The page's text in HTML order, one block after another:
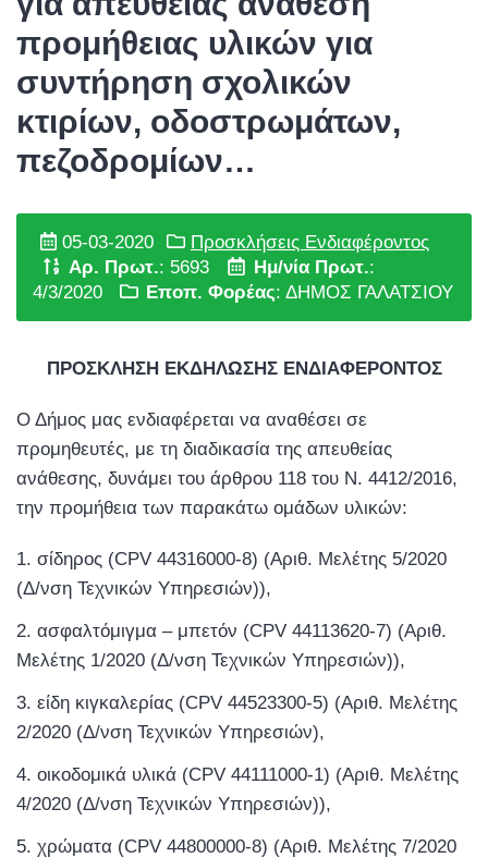
προμήθειας υλικών για
συντήρηση σχολικών
κτιρίων, οδοστρωμάτων,
πεζοδρομίων…
05-03-2020
Προσκλήσεις Ενδιαφέροντος
Αρ. Πρωτ.: 5693 Ημ/νία Πρωτ.:
4/3/2020
Εποπ. Φορέας: ΔΗΜΟΣ ΓΑΛΑΤΣΙΟΥ
ΠΡΟΣΚΛΗΣΗ ΕΚΔΗΛΩΣΗΣ ΕΝΔΙΑΦΕΡΟΝΤΟΣ
Ο Δήμος μας ενδιαφέρεται να αναθέσει σε
προμηθευτές, με τη διαδικασία της απευθείας
ανάθεσης, δυνάμει του άρθρου 118 του Ν. 4412/2016,
την προμήθεια των παρακάτω ομάδων υλικών:
σίδηρος (CPV 44316000-8) (Αριθ. Μελέτης 5/2020
(Δ/νση Τεχνικών Υπηρεσιών)),
ασφαλτόμιγμα – μπετόν (CPV 44113620-7) (Αριθ.
Μελέτης 1/2020 (Δ/νση Τεχνικών Υπηρεσιών)),
είδη κιγκαλερίας (CPV 44523300-5) (Αριθ. Μελέτης
2/2020 (Δ/νση Τεχνικών Υπηρεσιών),
οικοδομικά υλικά (CPV 44111000-1) (Αριθ. Μελέτης
4/2020 (Δ/νση Τεχνικών Υπηρεσιών)),
χρώματα (CPV 44800000-8) (Αριθ. Μελέτης 7/2020